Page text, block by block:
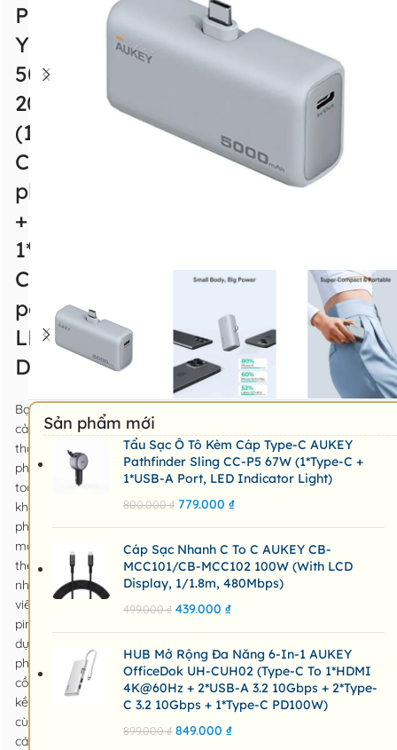
PB-
Y59
5000mAh
20W
(1*Type-
C
plug
+
1*Type-
C
port,
LED
Display)
Bạn
cảm
thấy
phiền
toái
khi
phải
mang
theo
những
viên
pin
dự
phòng
cồng
kềnh
cùng
các
Sản phẩm mới
Tẩu Sạc Ô Tô Kèm Cáp Type-C AUKEY
Pathfinder Sling CC-P5 67W (1*Type-C +
1*USB-A Port, LED Indicator Light)
800.000₫ 779.000 ₫
Cáp Sạc Nhanh C To C AUKEY CB-
MCC101/CB-MCC102 100W (with LCD
Display, 1/1.8m, 480Mbps)
499.000₫ 439.000 ₫
HUB Mở Rộng Đa Năng 6-In-1 AUKEY
OfficeDok UH-CUH02 (Type-C To 1*HDMI
4K@60Hz + 2*USB-A 3.2 10Gbps + 2*Type-
C 3.2 10Gbps + 1*Type-C PD100W)
899.000₫ 849.000 ₫